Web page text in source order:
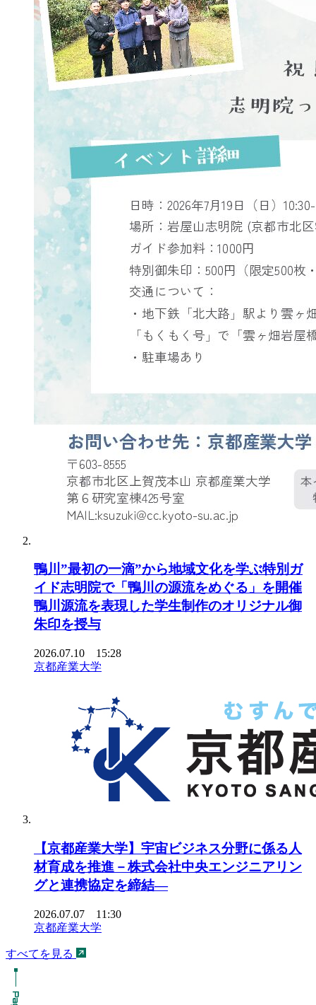
鴨川”最初の一滴”から地域文化を学ぶ特別ガ
イド志明院で「鴨川の源流をめぐる」を開催
鴨川源流を表現した学生制作のオリジナル御
朱印を授与
2026.07.10 15:28
京都産業大学
【京都産業大学】宇宙ビジネス分野に係る人
材育成を推進－株式会社中央エンジニアリン
グと連携協定を締結―
2026.07.07 11:30
京都産業大学
すべてを見る